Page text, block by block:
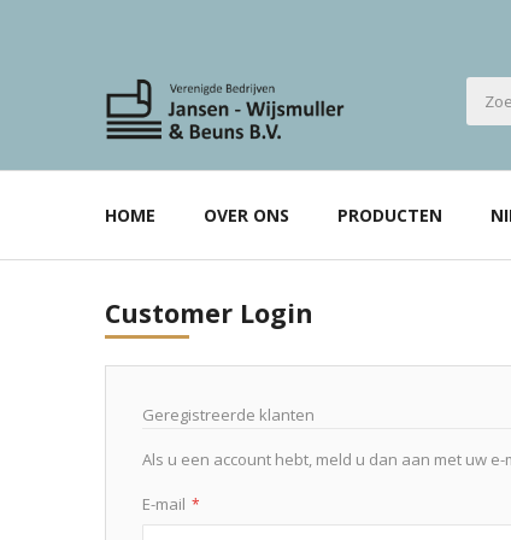
HOME OVER ONS PRODUCTEN
Customer Login
Geregistreerde klanten
Als u een account hebt, meld u dan aan met uw e-
E-mail